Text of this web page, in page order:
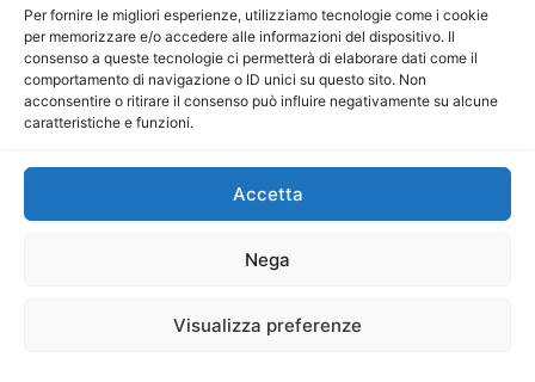
Per fornire le migliori esperienze, utilizziamo tecnologie come i cookie
per memorizzare e/o accedere alle informazioni del dispositivo. Il
consenso a queste tecnologie ci permetterà di elaborare dati come il
comportamento di navigazione o ID unici su questo sito. Non
acconsentire o ritirare il consenso può influire negativamente su alcune
caratteristiche e funzioni.
Accetta
Nega
Visualizza preferenze
Direttore Editoriale: Maurizio Scaglione
Direttore Responsabile: Maria Calabrese
P.IVA: 06334930820
Mercurio Comunicazione Società Cooperativa a r.l. è
iscritta al Registro degli Operatori di Comunicazione al
Sito gestito daLa Digitale srl–info@ladigitale.it